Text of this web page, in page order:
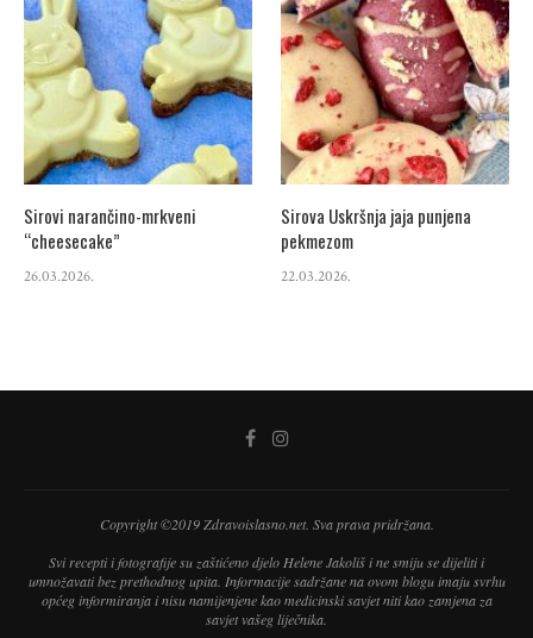
Sirovi narančino-mrkveni
“cheesecake”
26.03.2026.
Sirova Uskršnja jaja punjena
pekmezom
22.03.2026.
Copyright ©2019 Zdravoislasno.net. Sva prava pridržana.
Svi recepti i fotografije su zaštićeno djelo Helene Jakoliš i ne smiju se dijeliti i
umnožavati bez prethodnog upita. Informacije sadržane na ovom blogu imaju svrhu
općeg informiranja i nisu namijenjene kao medicinski savjet niti kao zamjena za
savjet vašeg liječnika.